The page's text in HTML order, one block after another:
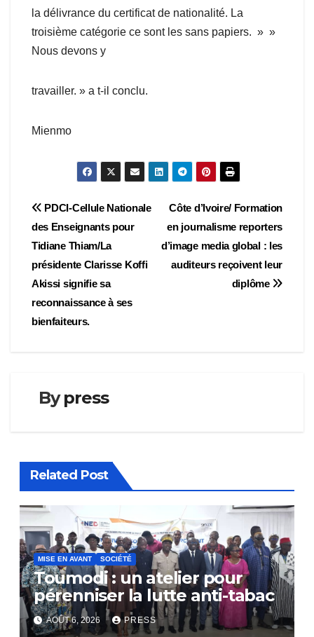
la délivrance du certificat de nationalité. La
troisième catégorie ce sont les sans papiers. » »
Nous devons y
travailler. » a t-il conclu.
Mienmo
Navigation
de
l’article
Côte d’Ivoire/ Formation
en journalisme reporters
d’image media global : les
auditeurs reçoivent leur
diplôme
PDCI-Cellule Nationale
des Enseignants pour
Tidiane Thiam/La
présidente Clarisse Koffi
Akissi signifie sa
reconnaissance à ses
bienfaiteurs.
Bypress
Related Post
MISE EN AVANT SOCIÉTÉ
Toumodi : un atelier pour
pérenniser la lutte anti-tabac
AOÛT 6, 2026 PRESS